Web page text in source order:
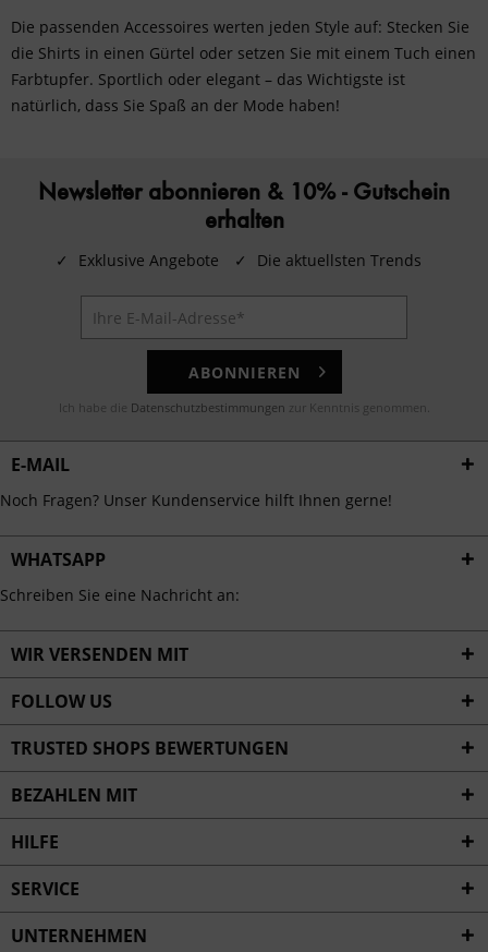
Die passenden Accessoires werten jeden Style auf: Stecken Sie
die Shirts in einen Gürtel oder setzen Sie mit einem Tuch einen
Farbtupfer. Sportlich oder elegant – das Wichtigste ist
natürlich, dass Sie Spaß an der Mode haben!
Newsletter abonnieren & 10% - Gutschein
erhalten
✓ Exklusive Angebote ✓ Die aktuellsten Trends
ABONNIEREN
Ich habe die Datenschutzbestimmungen zur Kenntnis genommen.
E-MAIL
Noch Fragen? Unser Kundenservice hilft Ihnen gerne!
WHATSAPP
Schreiben Sie eine Nachricht an:
WIR VERSENDEN MIT
FOLLOW US
TRUSTED SHOPS BEWERTUNGEN
BEZAHLEN MIT
HILFE
SERVICE
UNTERNEHMEN